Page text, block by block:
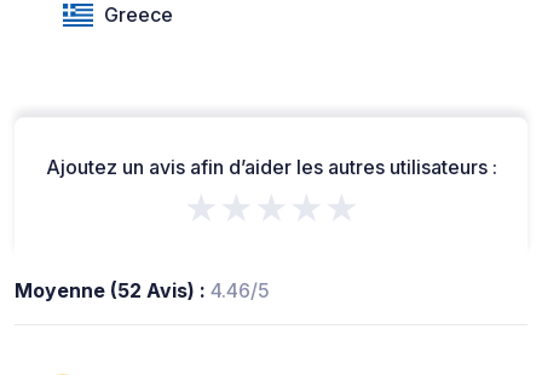
Greece
Ajoutez un avis afin d’aider les autres utilisateurs :
★★★★★
Moyenne (52 Avis) : 4.46/5